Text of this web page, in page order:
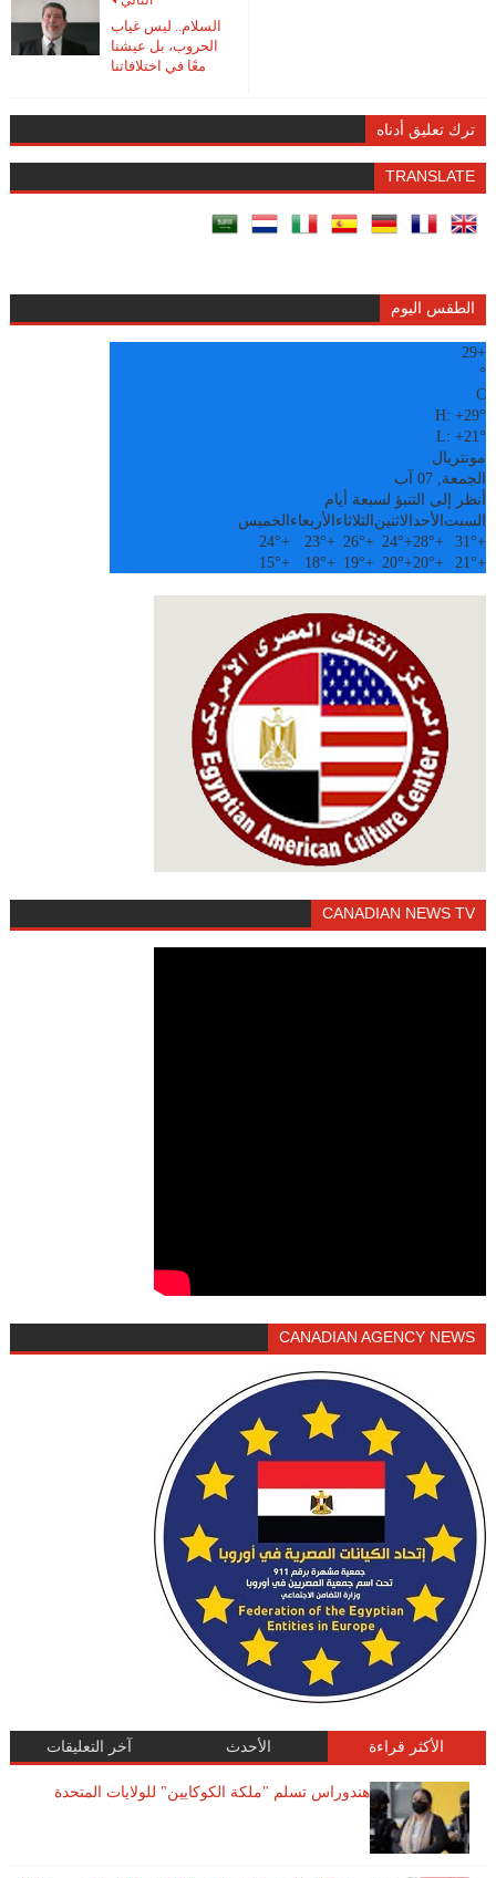
السلام.. ليس غياب
الحروب، بل عيشنا
معًا في اختلافاتنا
ترك تعليق أدناه
TRANSLATE
الطقس اليوم
+
29
°
C
H:+29°
L:+21°
مونتريال
الجمعة, 07 آب
أنظر إلى التنبؤ لسبعة أيام
السبت الأحدالاثنين الثلاثاء الأربعاء الخميس
+
31°
+
28°
+
24°
+
26°
+
23°
+
24°
+
21°
+
20°
+
20°
+
19°
+
18°
+
15°
CANADIAN NEWS TV
CANADIAN AGENCY NEWS
الأكثر قراءة الأحدث آخر التعليقات
هندوراس تسلم "ملكة الكوكايين" للولايات المتحدة